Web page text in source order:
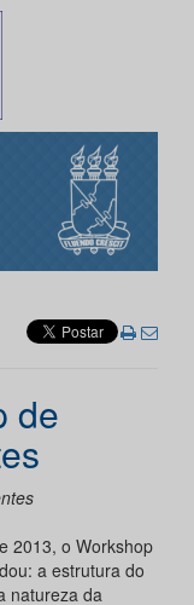
de
2013, o Workshop
a estrutura do
natureza da